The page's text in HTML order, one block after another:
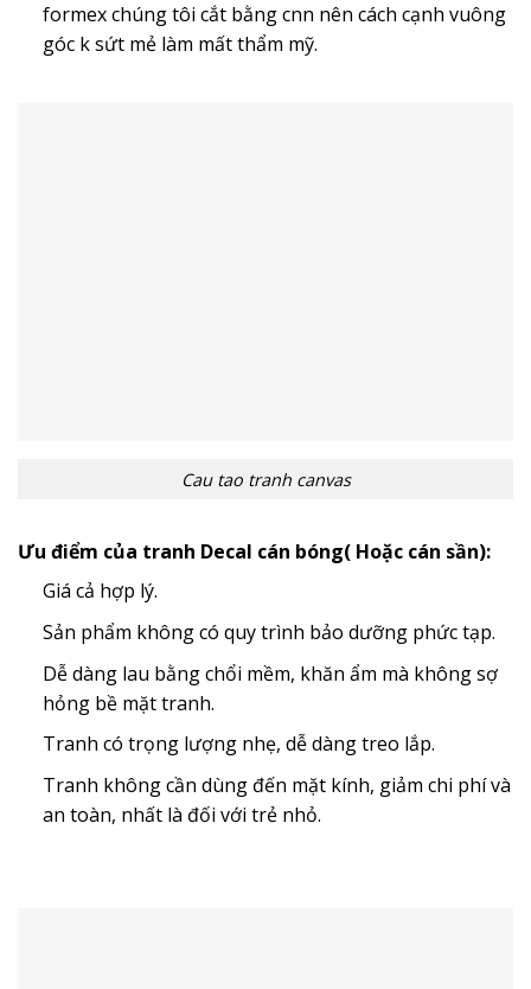
formex chúng tôi cắt bằng cnn nên cách cạnh vuông
góc k sứt mẻ làm mất thẩm mỹ.
Cau tao tranh canvas
Ưu điểm của tranh Decal cán bóng( Hoặc cán sần):
Giá cả hợp lý.
Sản phẩm không có quy trình bảo dưỡng phức tạp.
Dễ dàng lau bằng chổi mềm, khăn ẩm mà không sợ
hỏng bề mặt tranh.
Tranh có trọng lượng nhẹ, dễ dàng treo lắp.
Tranh không cần dùng đến mặt kính, giảm chi phí và
an toàn, nhất là đối với trẻ nhỏ.